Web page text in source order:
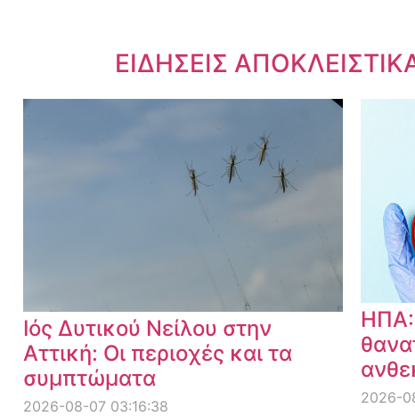
ΕΙΔΗΣΕΙΣ
Dnews.gr
Ιός Δυτικού Νείλου στην
Αττική: Οι περιοχές και τα
συμπτώματα
2026-08-07 03:16:38
ΗΠΑ:
2026-